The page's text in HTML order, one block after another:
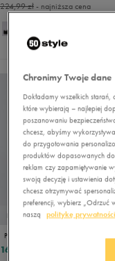
224,99 zł- najniższa cena
PROMO: DO -30%
PUMA SMASH 3.0
164,99 zł
Chronimy Twoje dane
Dokładamy wszelkich
które wybierają – najlepiej
poszanowaniu
chcesz, abyśmy
do przygotowania
produktów dopasowanych
reklam czy zapamiętywanie
swoją decyzję i ustawienia
chcesz otrzymywać
preferencji, wybierz „Odrzuć
naszą
politykę